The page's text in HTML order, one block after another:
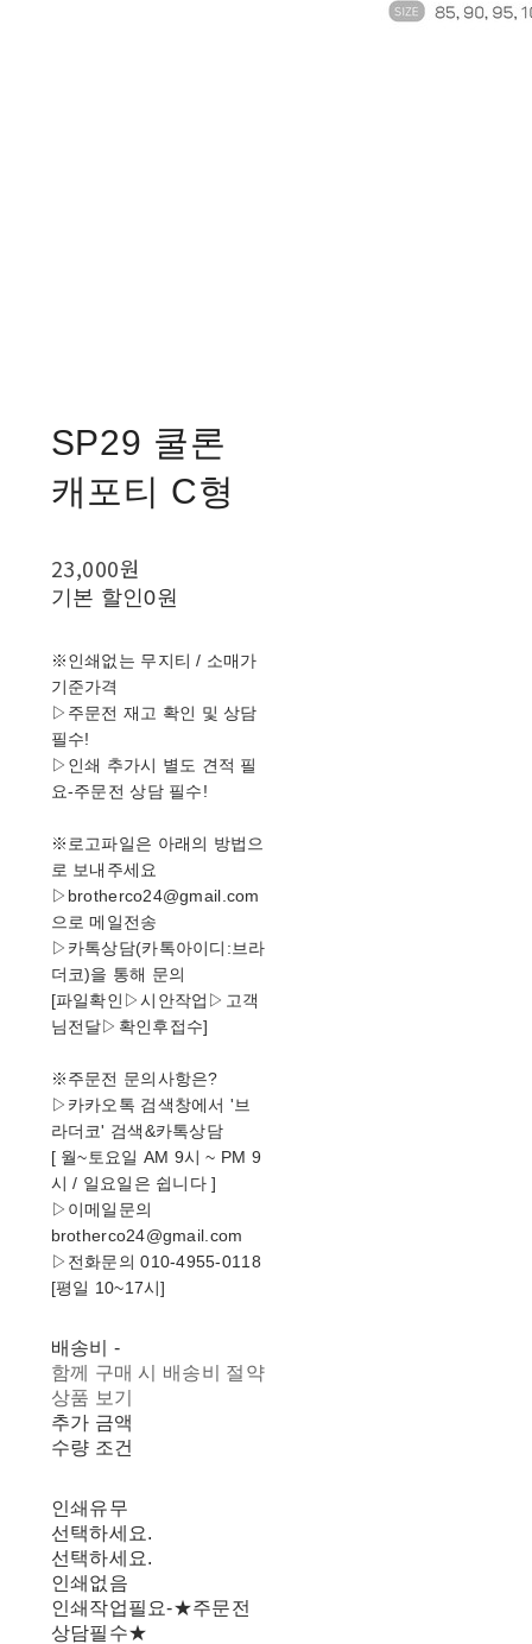
SP29 쿨론
캐포티 C형
23,000원
기본 할인0원
※인쇄없는 무지티 / 소매가
기준가격
▷주문전 재고 확인 및 상담
필수!
▷인쇄 추가시 별도 견적 필
요-주문전 상담 필수!
※로고파일은 아래의 방법으
로 보내주세요
▷brotherco24@gmail.com
으로 메일전송
▷카톡상담(카톡아이디:브라
더코)을 통해 문의
[파일확인▷시안작업▷고객
님전달▷확인후접수]
※주문전 문의사항은?
▷카카오톡 검색창에서 '브
라더코' 검색&카톡상담
[ 월~토요일 AM 9시 ~ PM 9
시 / 일요일은 쉽니다 ]
▷이메일문의
brotherco24@gmail.com
▷전화문의 010-4955-0118
[평일 10~17시]
배송비 -
함께 구매 시 배송비 절약
상품 보기
추가 금액
수량 조건
인쇄유무
선택하세요.
선택하세요.
인쇄없음
인쇄작업필요-★주문전
상담필수★